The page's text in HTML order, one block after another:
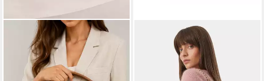
Handtasche ECS L TOTE
143,10 € UVP 159,00 €
Handtasche M CROSSBODY -
Crossbody Bag mit Kette und